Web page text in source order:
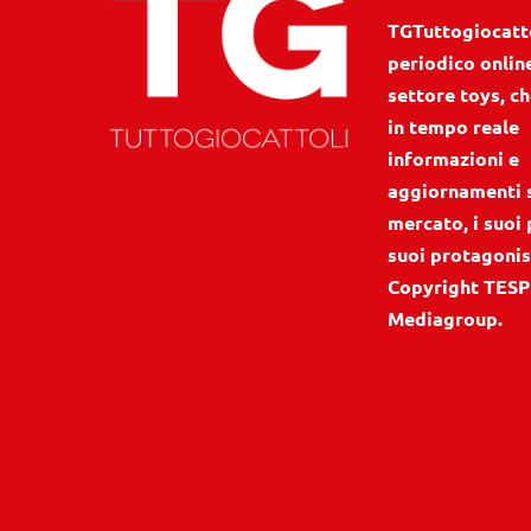
periodico
settore toys,
in tempo reale
informazioni e
aggiornamenti
mercato, i
suoi
Copyright
Mediagroup.